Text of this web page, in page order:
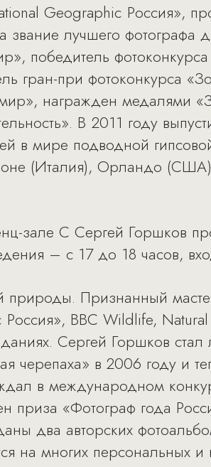
Geographic Россия»,
звание лучшего фотографа
победитель
гран-при фотоконкурса
награжден медалями
В 2011 году
в мире подводной
(Италия), Орландо
зале С Сергей Горшков
– с 17 до 18 часов,
Признанный
BBC Wildlife,
Сергей Горшков
черепаха» в 2006 году и
в международном
приза «Фотограф года
два авторских
на многих персональных и